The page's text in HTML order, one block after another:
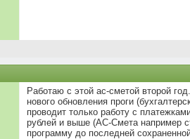
Работаю с этой ас-сметой второй
нового обновления проги
проводит только работу с
рублей и выше (АС-Смета например
программу до последней